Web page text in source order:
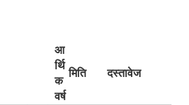
आ
र्थि
क
वर्ष
मिति दस्तावेज